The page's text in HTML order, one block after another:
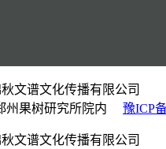
文谱文化传播有限公司
州果树研究所院内 豫ICP
文谱文化传播有限公司